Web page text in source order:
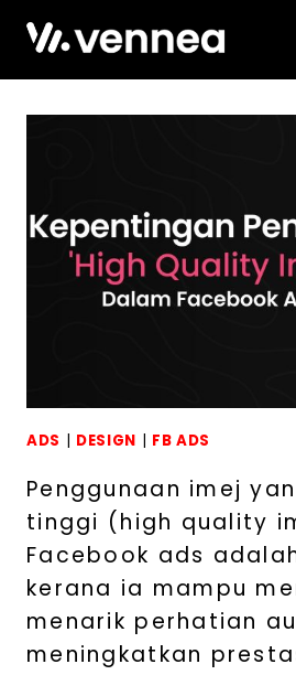
ADS DESIGN FB ADS
Penggunaan imej
tinggi (high quality
Facebook ads
kerana ia mampu
menarik perhatian
meningkatkan